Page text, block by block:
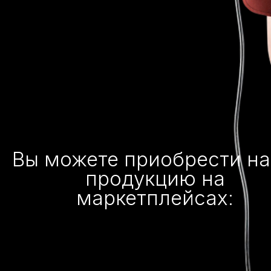
Вы можете приобрести
продукцию на
маркетплейсах: